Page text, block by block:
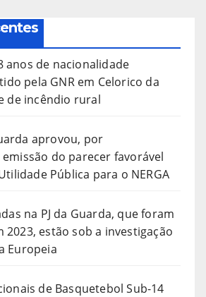
anos de nacionalidade
pela GNR em Celorico da
de incêndio rural
aprovou, por
do parecer favorável
Pública para o NERGA
na PJ da Guarda, que foram
2023, estão sob a investigação
Europeia
de Basquetebol Sub-14